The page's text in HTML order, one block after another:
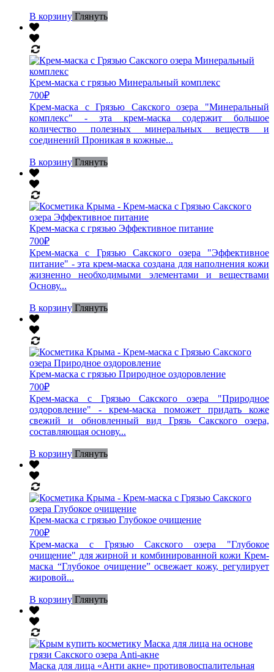
В корзину Глянуть
Крем-маска с грязью Минеральный комплекс
700₽
Крем-маска с Грязью Сакского озера "Минеральный
комплекс" - эта крем-маска содержит большое
количество полезных минеральных веществ и
соединений Проникая в кожные...
В корзину Глянуть
Крем-маска с грязью Эффективное питание
700₽
Крем-маска с Грязью Сакского озера "Эффективное
питание" - эта крем-маска создана для наполнения кожи
жизненно необходимыми элементами и веществами
Основу...
В корзину Глянуть
Крем-маска с грязью Природное оздоровление
700₽
Крем-маска с Грязью Сакского озера "Природное
оздоровление" - крем-маска поможет придать коже
свежий и обновленный вид Грязь Сакского озера,
составляющая основу...
В корзину Глянуть
Крем-маска с грязью Глубокое очищение
700₽
Крем-маска с Грязью Сакского озера "Глубокое
очищение" для жирной и комбинированной кожи Крем-
маска “Глубокое очищение” освежает кожу, регулирует
жировой...
В корзину Глянуть
Маска для лица «Анти акне» противовоспалительная